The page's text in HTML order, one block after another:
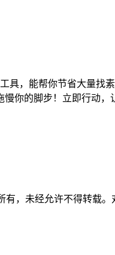
具，能帮你节省大量找
你的脚步！立即行动
，未经允许不得转载。